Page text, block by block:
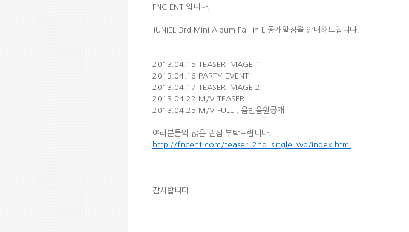
FNC ENT 입니다.
JUNIEL 3rd Mini Album Fall in L 공개일정을 안내해드립니다.
2013.04.15 TEASER IMAGE 1
2013.04.16 PARTY EVENT
2013.04.17 TEASER IMAGE 2
2013.04.22 M/V TEASER
2013.04.25 M/V FULL , 음반음원공개
여러분들의 많은 관심 부탁드립니다.
http://fncent.com/teaser_2nd_single_wb/index.html
감사합니다.